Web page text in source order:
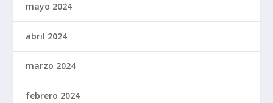
mayo 2024
abril 2024
marzo 2024
febrero 2024